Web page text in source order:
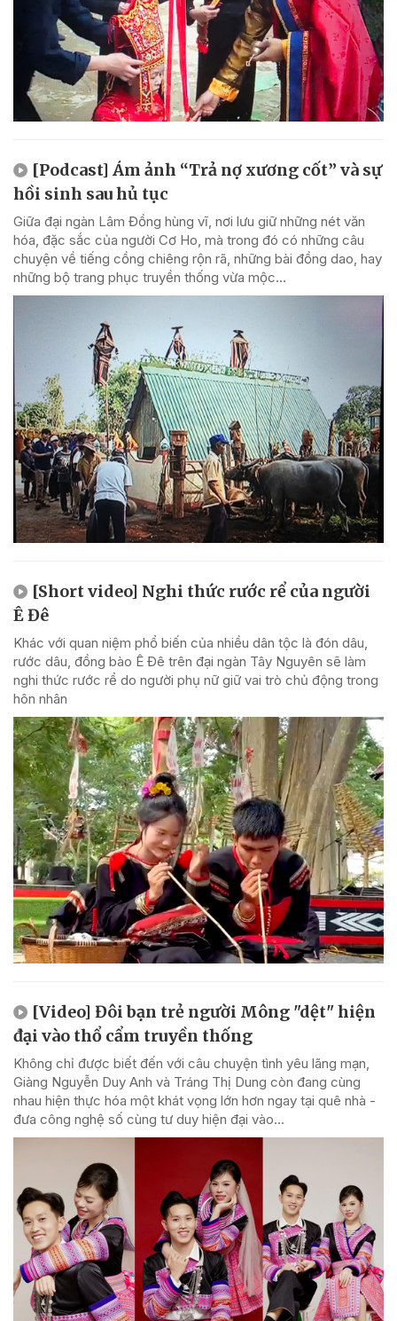
[Podcast] Ám ảnh “Trả nợ xương cốt” và sự
hồi sinh sau hủ tục
Giữa đại ngàn Lâm Đồng hùng vĩ, nơi lưu giữ những nét văn
hóa, đặc sắc của người Cơ Ho, mà trong đó có những câu
chuyện về tiếng cồng chiêng rộn rã, những bài đồng dao, hay
những bộ trang phục truyền thống vừa mộc...
[Short video] Nghi thức rước rể của người
Ê Đê
Khác với quan niệm phổ biến của nhiều dân tộc là đón dâu,
rước dâu, đồng bào Ê Đê trên đại ngàn Tây Nguyên sẽ làm
nghi thức rước rể do người phụ nữ giữ vai trò chủ động trong
hôn nhân
[Video] Đôi bạn trẻ người Mông "dệt" hiện
đại vào thổ cẩm truyền thống
Không chỉ được biết đến với câu chuyện tình yêu lãng mạn,
Giàng Nguyễn Duy Anh và Tráng Thị Dung còn đang cùng
nhau hiện thực hóa một khát vọng lớn hơn ngay tại quê nhà -
đưa công nghệ số cùng tư duy hiện đại vào...